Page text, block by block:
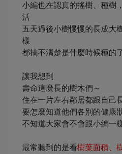
小編也在認真的搖樹、種樹
活
五天過後小樹慢慢的長成大
樣
都搞不清楚是什麼時候種的
讓我想到
壽命這麼長的樹木們～
住在一片左右鄰居都跟自己
要怎麼知道他們各別的健康
不知道大家會不會跟小編一
最常聽到的是看樹葉面積、